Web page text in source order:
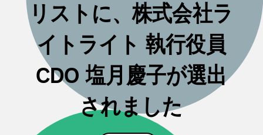
リストに、株式会社ラ
イトライト 執行役員
CDO 塩月慶子が選出
されました